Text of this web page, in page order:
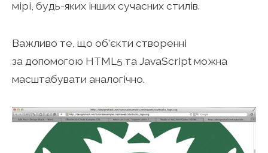
мірі, будь-яких інших сучасних стилів.
Важливо те, що об’єкти створенні
за допомогою HTML5 та JavaScript можна
масштабувати аналогічно.